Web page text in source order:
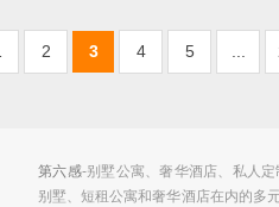
2 3 4 5
第六感-别墅公寓、奢华酒店、私人
别墅、短租公寓和奢华酒店在内的多